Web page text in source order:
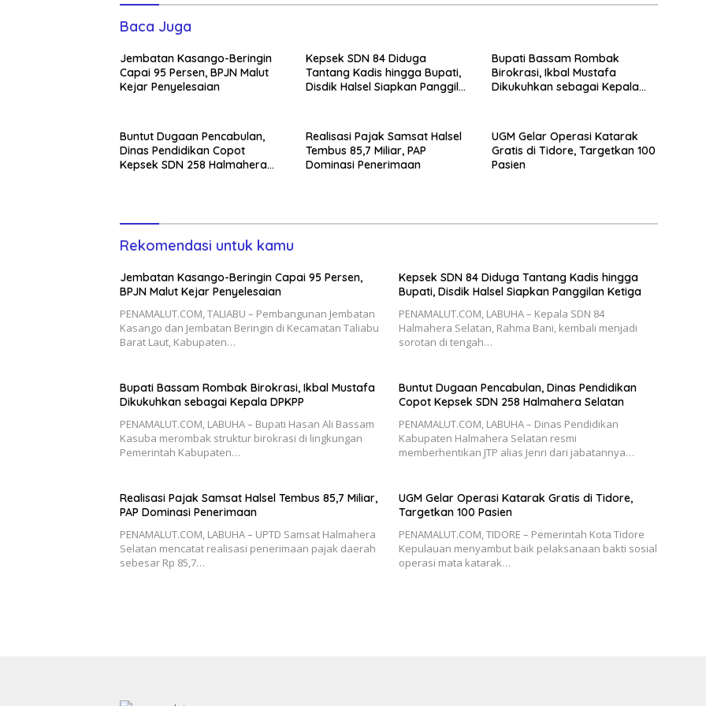
Baca Juga
Jembatan Kasango-Beringin
Capai 95 Persen, BPJN Malut
Kejar Penyelesaian
Kepsek SDN 84 Diduga
Tantang Kadis hingga Bupati,
Disdik Halsel Siapkan Panggilan
Bupati Bassam Rombak
Birokrasi, Ikbal Mustafa
Dikukuhkan sebagai Kepala
Buntut Dugaan Pencabulan,
Dinas Pendidikan Copot
Kepsek SDN 258 Halmahera
Realisasi Pajak Samsat Halsel
Tembus 85,7 Miliar, PAP
Dominasi Penerimaan
UGM Gelar Operasi Katarak
Gratis di Tidore, Targetkan 100
Pasien
Rekomendasi untuk kamu
Jembatan Kasango-Beringin Capai 95 Persen,
BPJN Malut Kejar Penyelesaian
PENAMALUT.COM, TALIABU – Pembangunan Jembatan
Kasango dan Jembatan Beringin di Kecamatan Taliabu
Barat Laut, Kabupaten…
Kepsek SDN 84 Diduga Tantang Kadis hingga
Bupati, Disdik Halsel Siapkan Panggilan Ketiga
PENAMALUT.COM, LABUHA – Kepala SDN 84
Halmahera Selatan, Rahma Bani, kembali menjadi
sorotan di tengah…
Bupati Bassam Rombak Birokrasi, Ikbal Mustafa
Dikukuhkan sebagai Kepala DPKPP
PENAMALUT.COM, LABUHA – Bupati Hasan Ali Bassam
Kasuba merombak struktur birokrasi di lingkungan
Pemerintah Kabupaten…
Buntut Dugaan Pencabulan, Dinas Pendidikan
Copot Kepsek SDN 258 Halmahera Selatan
PENAMALUT.COM, LABUHA – Dinas Pendidikan
Kabupaten Halmahera Selatan resmi
memberhentikan JTP alias Jenri dari jabatannya…
Realisasi Pajak Samsat Halsel Tembus 85,7 Miliar,
PAP Dominasi Penerimaan
PENAMALUT.COM, LABUHA – UPTD Samsat Halmahera
Selatan mencatat realisasi penerimaan pajak daerah
sebesar Rp 85,7…
UGM Gelar Operasi Katarak Gratis di Tidore,
Targetkan 100 Pasien
PENAMALUT.COM, TIDORE – Pemerintah Kota Tidore
Kepulauan menyambut baik pelaksanaan bakti sosial
operasi mata katarak…